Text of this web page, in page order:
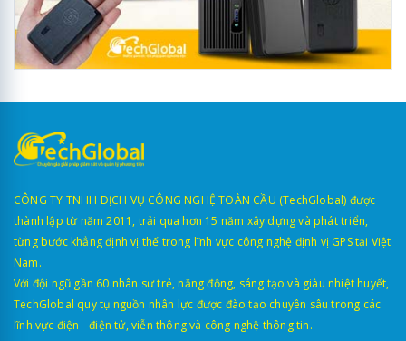
CÔNG TY TNHH DỊCH VỤ CÔNG NGHỆ TOÀN CẦU (TechGlobal) được
thành lập từ năm 2011, trải qua hơn 15 năm xây dựng và phát triển,
từng bước khẳng định vị thế trong lĩnh vực công nghệ định vị GPS tại Việt
Nam.
Với đội ngũ gần 60 nhân sự trẻ, năng động, sáng tạo và giàu nhiệt huyết,
TechGlobal quy tụ nguồn nhân lực được đào tạo chuyên sâu trong các
lĩnh vực điện - điện tử, viễn thông và công nghệ thông tin.